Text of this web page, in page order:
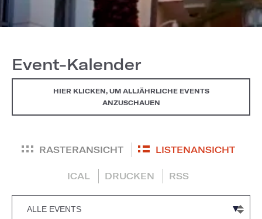
Event-Kalender
HIER KLICKEN, UM ALLJÄHRLICHE EVENTS
ANZUSCHAUEN
RASTERANSICHT LISTENANSICHT
ICAL DRUCKEN RSS